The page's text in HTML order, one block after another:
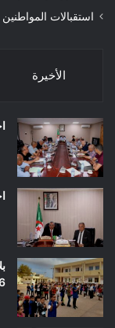
استقبالات
الأخيرة